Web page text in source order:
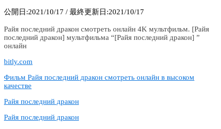
公開日:2021/10/17 / 最終更新日:2021/10/17
Райя последний дракон смотреть онлайн 4K мультфильм. [Райя
последний дракон] мультфильма “[Райя последний дракон] ”
онлайн
bitly.com
Фильм Райя последний дракон смотреть онлайн в высоком
качестве
Райя последний дракон
Райя последний дракон